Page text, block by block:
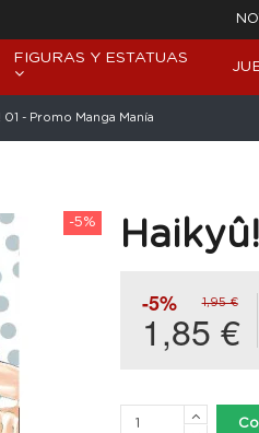
FIGURAS Y ESTATUAS
01 - Promo Manga Manía
-5%
-5% 1,95 €
1,85 €